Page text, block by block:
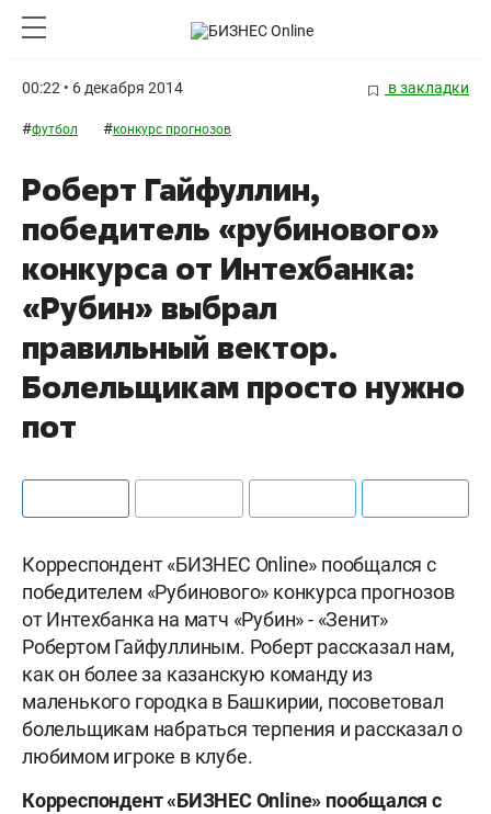
00:22 • 6 декабря 2014 в закладки
#футбол #конкурс прогнозов
Роберт Гайфуллин,
победитель «рубинового»
конкурса от Интехбанка:
«Рубин» выбрал
правильный вектор.
Болельщикам просто нужно
пот
Корреспондент «БИЗНЕС Online» пообщался с
победителем «Рубинового» конкурса прогнозов
от Интехбанка на матч «Рубин» - «Зенит»
Робертом Гайфуллиным. Роберт рассказал нам,
как он более за казанскую команду из
маленького городка в Башкирии, посоветовал
болельщикам набраться терпения и рассказал о
любимом игроке в клубе.
Корреспондент «БИЗНЕС Online» пообщался с